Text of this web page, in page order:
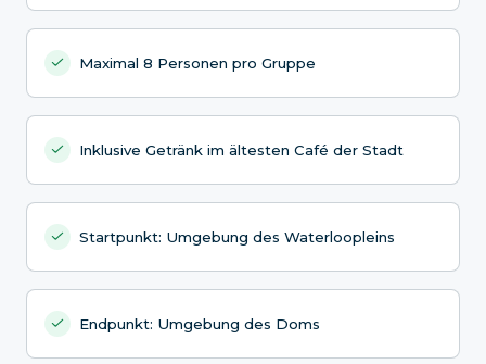
Maximal 8 Personen pro Gruppe
Inklusive Getränk im ältesten Café der Stadt
Startpunkt: Umgebung des Waterloopleins
Endpunkt: Umgebung des Doms